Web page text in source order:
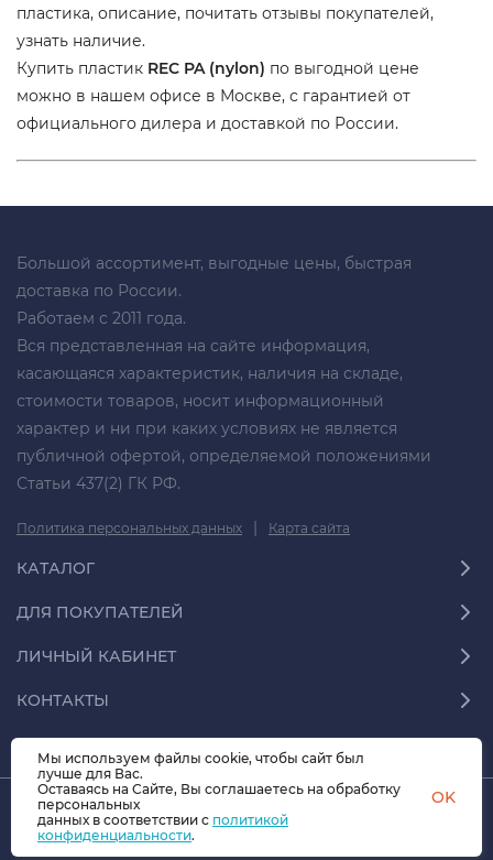
пластика, описание, почитать отзывы покупателей,
узнать наличие.
Купить пластик REC PA (nylon) по выгодной цене
можно в нашем офисе в Москве, с гарантией от
официального дилера и доставкой по России.
Большой ассортимент, выгодные цены, быстрая
доставка по России.
Работаем с 2011 года.
Вся представленная на сайте информация,
касающаяся характеристик, наличия на складе,
стоимости товаров, носит информационный
характер и ни при каких условиях не является
публичной офертой, определяемой положениями
Статьи 437(2) ГК РФ.
Политика персональных данных | Карта сайта
КАТАЛОГ
ДЛЯ ПОКУПАТЕЛЕЙ
ЛИЧНЫЙ КАБИНЕТ
КОНТАКТЫ
© 2026 СФЕРА-70.07 Все права защищены
Мы используем файлы cookie, чтобы сайт был
лучше для Вас.
Оставаясь на Сайте, Вы соглашаетесь на обработку
персональных
данных в соответствии с политикой
конфиденциальности.
OK